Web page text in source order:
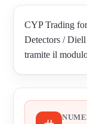
CYP Trading
Detectors /
tramite il